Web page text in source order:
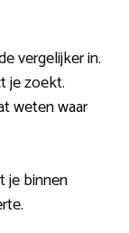
vergelijker in.
je zoekt.
weten waar
je binnen